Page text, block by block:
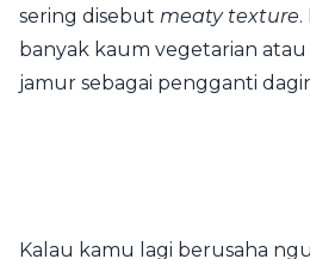
sering disebut meaty texture.
banyak kaum vegetarian
jamur sebagai pengganti
Kalau kamu lagi berusaha